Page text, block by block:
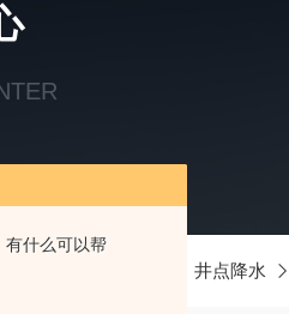
有什么可以帮
井点降水